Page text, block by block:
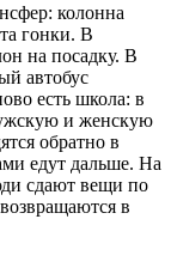
колонна
гонки. В
на посадку. В
автобус
есть школа: в
и женскую
обратно в
едут дальше. На
сдают вещи по
в